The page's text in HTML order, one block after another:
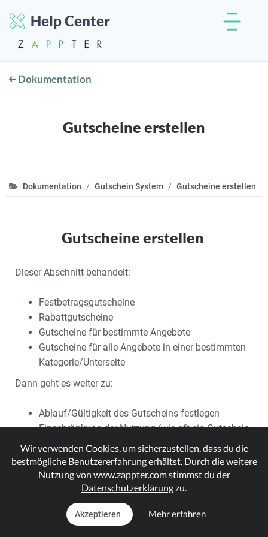
Help Center
Dokumentation
Gutscheine erstellen
Dokumentation Gutschein System Gutscheine erstellen
Gutscheine erstellen
Dieser Abschnitt behandelt:
Festbetragsgutscheine
Rabattgutscheine
Gutscheine für bestimmte Angebote
Gutscheine für alle Angebote in einer bestimmten
Kategorie/Unterseite
Dann geht es weiter zu:
Ablauf/Gültigkeit des Gutscheins festlegen
Einschränkung der Nutzung (wie oft ein Gutschein
genutzt werden kann oder unbegrenzt
Admin > Gutscheine > Gutscheine. Klicke auf die
Schaltfläche "Neu".
Wir verwenden Cookies, um sicherzustellen, dass du die
bestmögliche Benutzererfahrung erhältst. Durch die weitere
Nutzung von www.zappter.com stimmst du der
Datenschutzerklärungzu.
Akzeptieren Mehr erfahren